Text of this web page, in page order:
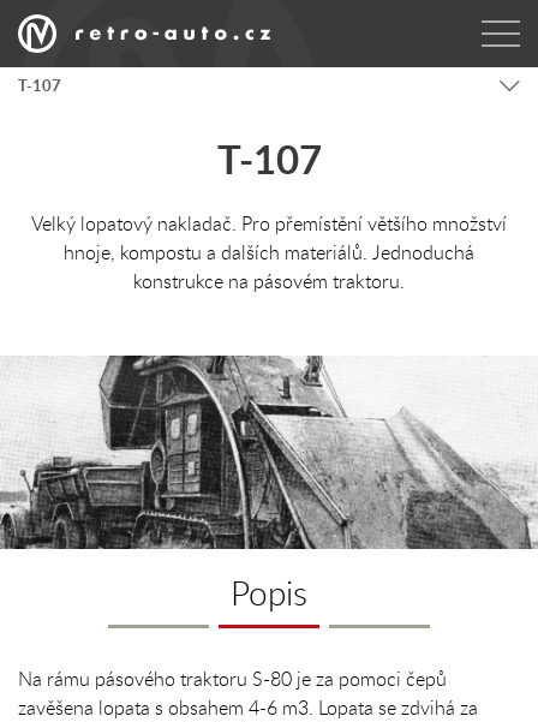
T-107
T-107
Velký lopatový nakladač. Pro přemístění většího množství
hnoje, kompostu a dalších materiálů. Jednoduchá
konstrukce na pásovém traktoru.
Popis
Na rámu pásového traktoru S-80 je za pomoci čepů
zavěšena lopata s obsahem 4-6 m3. Lopata se zdvihá za